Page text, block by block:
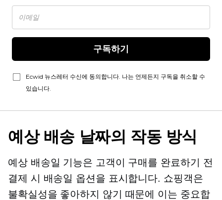
구독하기
Ecwid 뉴스레터 수신에 동의합니다. 나는 언제든지 구독을 취소할 수
있습니다.
예상 배송 날짜의 작동 방식
예상 배송일 기능은 고객이 구매를 완료하기 전
결제 시 배송일 옵션을 표시합니다. 쇼핑객은
불확실성을 좋아하지 않기 때문에 이는 중요합